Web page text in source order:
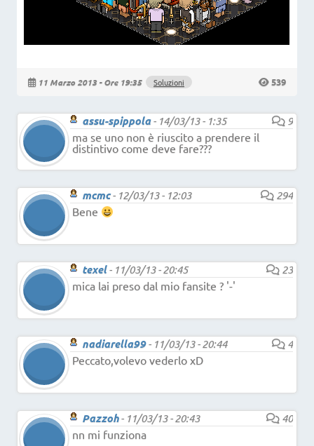
11 Marzo 2013 - Ore 19:35 Soluzioni 539
assu-spippola- 14/03/13 - 1:35
9
ma se uno non è riuscito a prendere il
distintivo come deve fare???
mcmc- 12/03/13 - 12:03
294
Bene
texel- 11/03/13 - 20:45
23
mica lai preso dal mio fansite ? '-'
nadiarella99- 11/03/13 - 20:44
4
Peccato,volevo vederlo xD
Pazzoh- 11/03/13 - 20:43
40
nn mi funziona